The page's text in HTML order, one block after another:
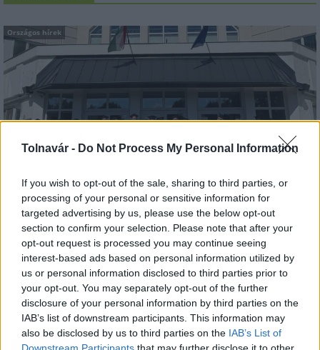
Tolnavár - Do Not Process My Personal Information
If you wish to opt-out of the sale, sharing to third parties, or
processing of your personal or sensitive information for
targeted advertising by us, please use the below opt-out
section to confirm your selection. Please note that after your
opt-out request is processed you may continue seeing
interest-based ads based on personal information utilized by
us or personal information disclosed to third parties prior to
your opt-out. You may separately opt-out of the further
disclosure of your personal information by third parties on the
IAB’s list of downstream participants. This information may
also be disclosed by us to third parties on the IAB’s List of
Országos hírek
Kecskeméten is szakirányú továbbképzésekkel erősít a
Országos hírek